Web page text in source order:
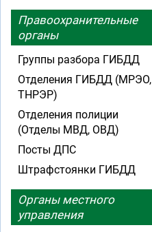
Правоохранительные
органы
Группы разбора ГИБДД
Отделения ГИБДД (МРЭО,
ТНРЭР)
Отделения полиции
(Отделы МВД, ОВД)
Посты ДПС
Штрафстоянки ГИБДД
Органы местного
управления